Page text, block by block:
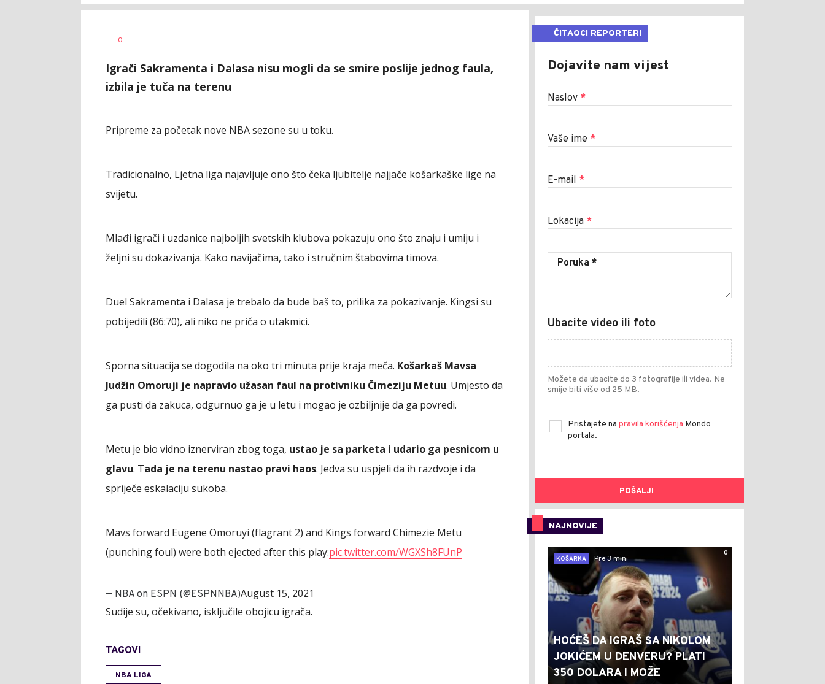
AUTOR
0
Igrači Sakramenta i Dalasa nisu mogli da se smire poslije jednog faula,
izbila je tuča na terenu
Pripreme za početak nove NBA sezone su u toku.
Tradicionalno, Ljetna liga najavljuje ono što čeka ljubitelje najjače košarkaške lige na
svijetu.
Mlađi igrači i uzdanice najboljih svetskih klubova pokazuju ono što znaju i umiju i
željni su dokazivanja. Kako navijačima, tako i stručnim štabovima timova.
Duel Sakramenta i Dalasa je trebalo da bude baš to, prilika za pokazivanje. Kingsi su
pobijedili (86:70), ali niko ne priča o utakmici.
Sporna situacija se dogodila na oko tri minuta prije kraja meča. Košarkaš Mavsa
Judžin Omoruji je napravio užasan faul na protivniku Čimeziju Metuu. Umjesto da
ga pusti da zakuca, odgurnuo ga je u letu i mogao je ozbiljnije da ga povredi.
Metu je bio vidno iznerviran zbog toga, ustao je sa parketa i udario ga pesnicom u
glavu. Tada je na terenu nastao pravi haos. Jedva su uspjeli da ih razdvoje i da
spriječe eskalaciju sukoba.
Mavs forward Eugene Omoruyi (flagrant 2) and Kings forward Chimezie Metu
(punching foul) were both ejected after this play:pic.twitter.com/WGXSh8FUnP
— NBA on ESPN (@ESPNNBA)August 15, 2021
Sudije su, očekivano, isključile obojicu igrača.
TAGOVI
NBA LIGA
ČITAOCI REPORTERI
Dojavite nam vijest
Naslov *
Vaše ime *
E-mail *
Lokacija *
Ubacite video ili foto
Možete da ubacite do 3 fotografije ili videa. Ne
smije biti više od 25 MB.
Pristajete na pravila korišćenja Mondo
portala.
POŠALJI
NAJNOVIJE
0
KOŠARKA
Pre 3 min
HOĆEŠ DA IGRAŠ SA NIKOLOM
JOKIĆEM U DENVERU? PLATI
350 DOLARA I MOŽE